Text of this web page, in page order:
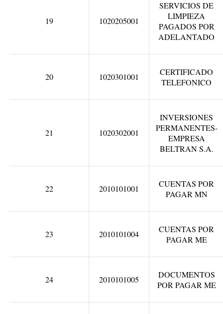
19 1020205001
SERVICIOS DE
LIMPIEZA
PAGADOS POR
ADELANTADO
20 1020301001
CERTIFICADO
TELEFONICO
21 1020302001
INVERSIONES
PERMANENTES-
EMPRESA
BELTRAN S.A.
22 2010101001
CUENTAS POR
PAGAR MN
23 2010101004
CUENTAS POR
PAGAR ME
24 2010101005
DOCUMENTOS
POR PAGAR ME